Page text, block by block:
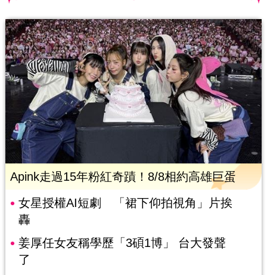
Apink走過15年粉紅奇蹟！8/8相約高雄巨蛋
女星授權AI短劇 「裙下仰拍視角」片挨
轟
姜厚任女友稱學歷「3碩1博」 台大發聲
了